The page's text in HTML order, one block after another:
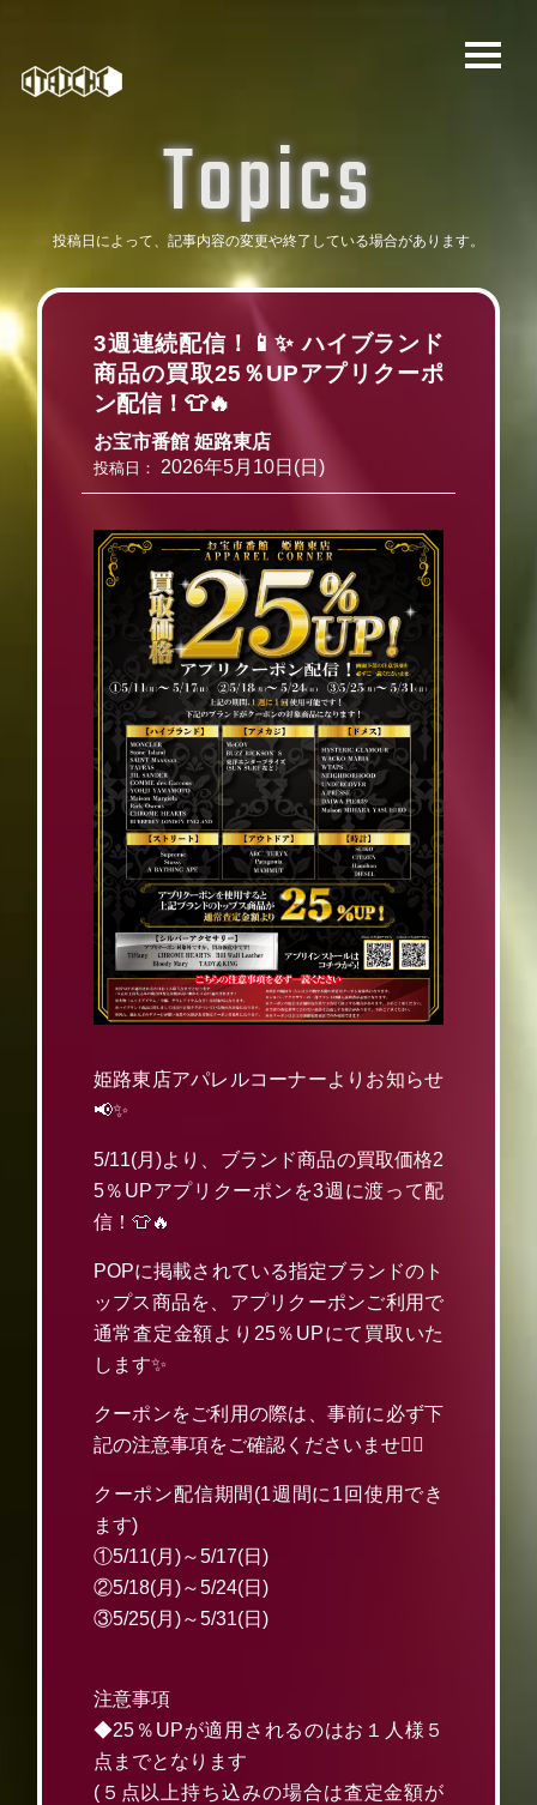
Topics
投稿日によって、記事内容の変更や終了している場合があります。
3週連続配信！📱✨ ハイブランド
商品の買取25％UPアプリクーポ
ン配信！👕🔥
お宝市番館 姫路東店
投稿日： 2026年5月10日(日)
姫路東店アパレルコーナーよりお知らせ
📢✨
5/11(月)より、ブランド商品の買取価格2
5％UPアプリクーポンを3週に渡って配
信！👕🔥
POPに掲載されている指定ブランドのト
ップス商品を、アプリクーポンご利用で
通常査定金額より25％UPにて買取いた
します✨
クーポンをご利用の際は、事前に必ず下
記の注意事項をご確認くださいませ🙇‍♂️
クーポン配信期間(1週間に1回使用でき
ます)
①5/11(月)～5/17(日)
②5/18(月)～5/24(日)
③5/25(月)～5/31(日)
注意事項
◆25％UPが適用されるのはお１人様５
点までとなります
(５点以上持ち込みの場合は査定金額が